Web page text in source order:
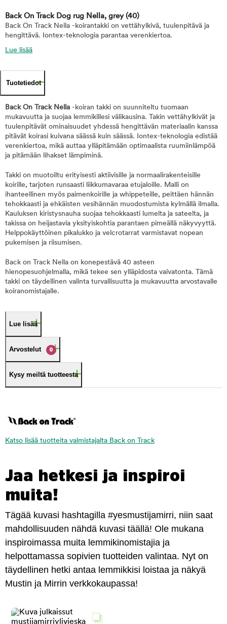
Back On Track Dog rug Nella, grey (40)
Back On Track Nella -koirantakki on vettähylkivä, tuulenpitävä ja
hengittävä. Iontex-teknologia parantaa verenkiertoa.
Lue lisää
Tuotetiedot
Back On Track Nella -koiran takki on suunniteltu tuomaan
mukavuutta ja suojaa lemmikillesi välikausina. Takin vettähylkivät ja
tuulenpitävät ominaisuudet yhdessä hengittävän materiaalin kanssa
pitävät koirasi kuivana säässä kuin säässä. Iontex-teknologia edistää
verenkiertoa, mikä auttaa ylläpitämään optimaalista ruumiinlämpöä
ja pitämään lihakset lämpiminä.
Takki on muotoiltu erityisesti aktiivisille ja normaalirakenteisille
koirille, tarjoten runsaasti liikkumavaraa etujaloille. Malli on
ihanteellinen myös paimenkoirille ja whippeteille, peittäen hännän
tehokkaasti ja ehkäisten vesihännän muodostumista kylmällä ilmalla.
Kauluksen kiristysnauha suojaa tehokkaasti lumelta ja sateelta, ja
takissa on heijastavia yksityiskohtia parantaen pimeällä näkyvyyttä.
Helppokäyttöinen pikalukko ja velcrotarrat varmistavat nopean
pukemisen ja riisumisen.
Back on Track Nella on konepestävä 40 asteen
hienopesuohjelmalla, mikä tekee sen ylläpidosta vaivatonta. Tämä
takki on täydellinen valinta turvallisuutta ja mukavuutta arvostavalle
koiranomistajalle.
Lue lisää
Arvostelut 0
Kysy meiltä tuotteesta
Katso lisää tuotteita valmistajalta Back on Track
Jaa hetkesi ja inspiroi
muita!
Tägää kuvasi hashtagilla #yesmustijamirri, niin saat
mahdollisuuden nähdä kuvasi täällä! Ole mukana
inspiroimassa muita lemmikinomistajia ja
helpottamassa sopivien tuotteiden valintaa. Nyt on
täydellinen hetki antaa lemmikkisi loistaa ja näkyä
Mustin ja Mirrin verkkokaupassa!